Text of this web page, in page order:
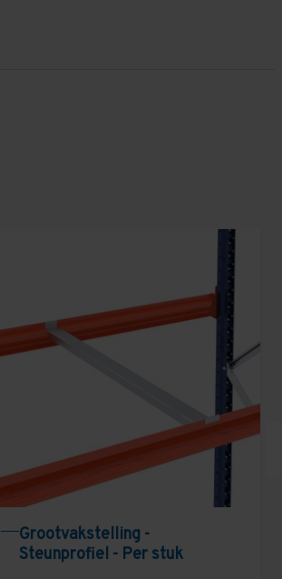
Grootvakstelling -
Steunprofiel - Per stuk